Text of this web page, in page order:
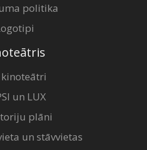
politika
kinoteātri
un LUX
plāni
un stāvvietas